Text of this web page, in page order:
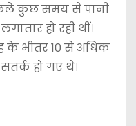
कुछ समय से पानी
हो रही थीं।
के भीतर 10 से अधिक
हो गए थे।